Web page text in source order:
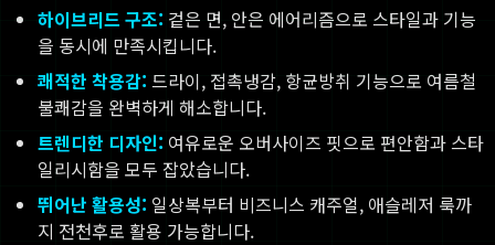
하이브리드 구조: 겉은 면, 안은 에어리즘으로 스타일과 기능
을 동시에 만족시킵니다.
쾌적한 착용감: 드라이, 접촉냉감, 항균방취 기능으로 여름철
불쾌감을 완벽하게 해소합니다.
트렌디한 디자인: 여유로운 오버사이즈 핏으로 편안함과 스타
일리시함을 모두 잡았습니다.
뛰어난 활용성: 일상복부터 비즈니스 캐주얼, 애슬레저 룩까
지 전천후로 활용 가능합니다.